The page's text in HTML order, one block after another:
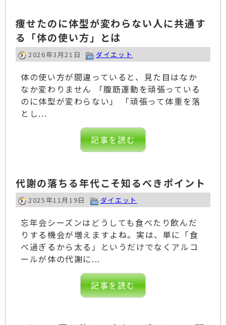
痩せたのに体型が変わらない人に共通す
る「体の使い方」とは
2026年3月21日 ダイエット
体の使い方が間違っていると、見た目はなか
なか変わりません 「腹筋運動を頑張っている
のに体型が変わらない」 「頑張って体重を落
とし...
記事を読む
代謝の落ちる年代こそ知るべきポイント
2025年11月19日 ダイエット
忘年会シーズンはどうしても食べたり飲んだ
りする機会が増えますよね。実は、単に「食
べ過ぎるから太る」というだけでなくアルコ
ールが体の代謝に...
記事を読む